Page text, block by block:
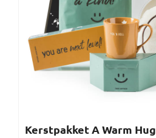
Kerstpakket A Warm Hug